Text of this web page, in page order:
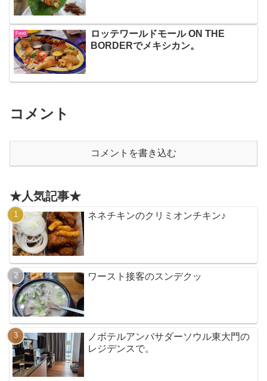
Food
ロッテワールドモール ON THE
BORDERでメキシカン。
コメント
コメントを書き込む
★人気記事★
ネネチキンのクリミオンチキン♪
ワースト接客のスンデクッ
ノボテルアンバサダーソウル東大門の
レジデンスで。